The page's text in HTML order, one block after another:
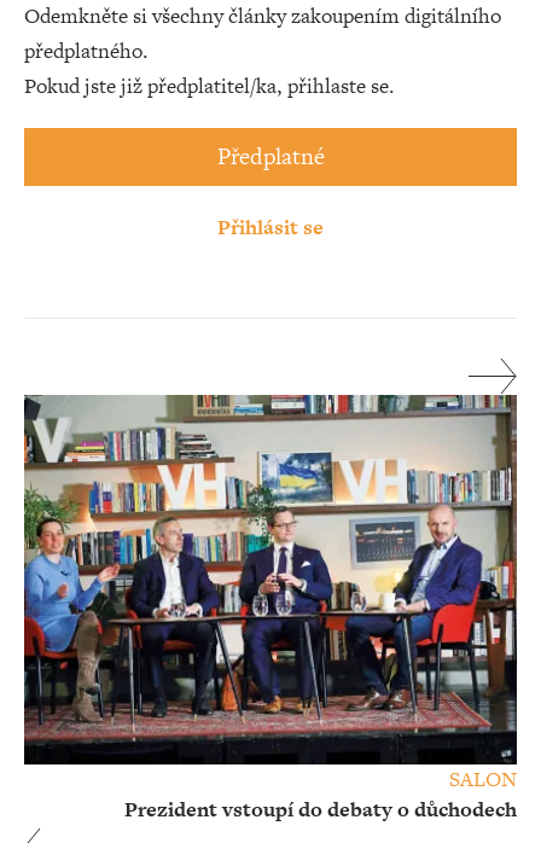
Odemkněte si všechny články zakoupením digitálního
předplatného.
Pokud jste již předplatitel/ka, přihlaste se.
Předplatné
Přihlásit se
SALON
Prezident vstoupí do debaty o důchodech